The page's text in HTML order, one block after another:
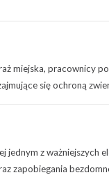
miejska, pracownicy
się ochroną
z ważniejszych
zapobiegania